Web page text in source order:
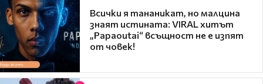
Всички я тананикат, но малцина
знаят истината: VIRAL хитът
„Papaoutai“ всъщност не е изпят
от човек!